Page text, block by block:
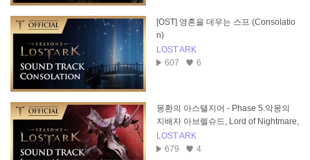
[OST] 영혼을 데우는 스프 (Consolatio
n)
LOST ARK
607
6
몽환의 아스탤지어 - Phase 5.악몽의
지배자 아브렐슈드, Lord of Nightmare,
Abrelshud
LOST ARK
679
4